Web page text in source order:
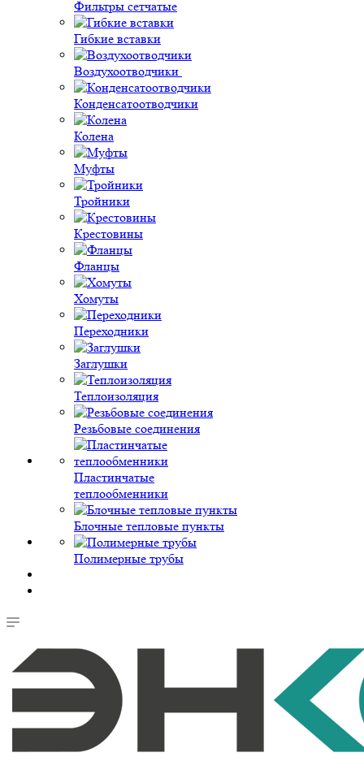
Фильтры сетчатые
Гибкие вставки
Воздухоотводчики
Конденсатоотводчики
Колена
Муфты
Тройники
Крестовины
Фланцы
Хомуты
Переходники
Заглушки
Теплоизоляция
Резьбовые соединения
Пластинчатые
теплообменники
Блочные тепловые пункты
Полимерные трубы